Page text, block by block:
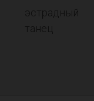
эстрадный
танец